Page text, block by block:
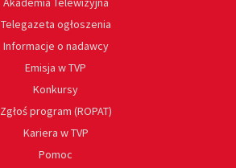
Telegazeta ogłoszenia
Informacje o nadawcy
Emisja w TVP
Konkursy
Zgłoś program (ROPAT)
Kariera w TVP
Pomoc